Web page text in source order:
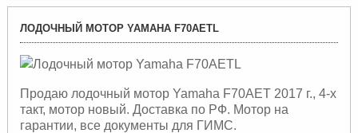
ЛОДОЧНЫЙ МОТОР YAMAHA F70AETL
Продаю лодочный мотор Yamaha F70АЕТ 2017 г., 4-х
такт, мотор новый. Доставка по РФ. Мотор на
гарантии, все документы для ГИМС.